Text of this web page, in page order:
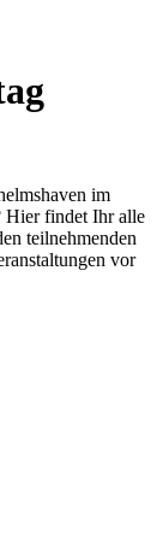
im
Hier findet Ihr alle
teilnehmenden
vor